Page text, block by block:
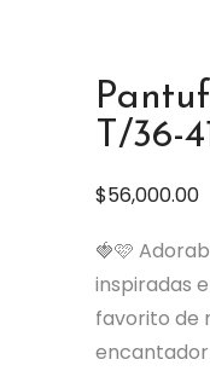
T/36-
$56,000.00
🍓🩷
inspiradas
favorito de